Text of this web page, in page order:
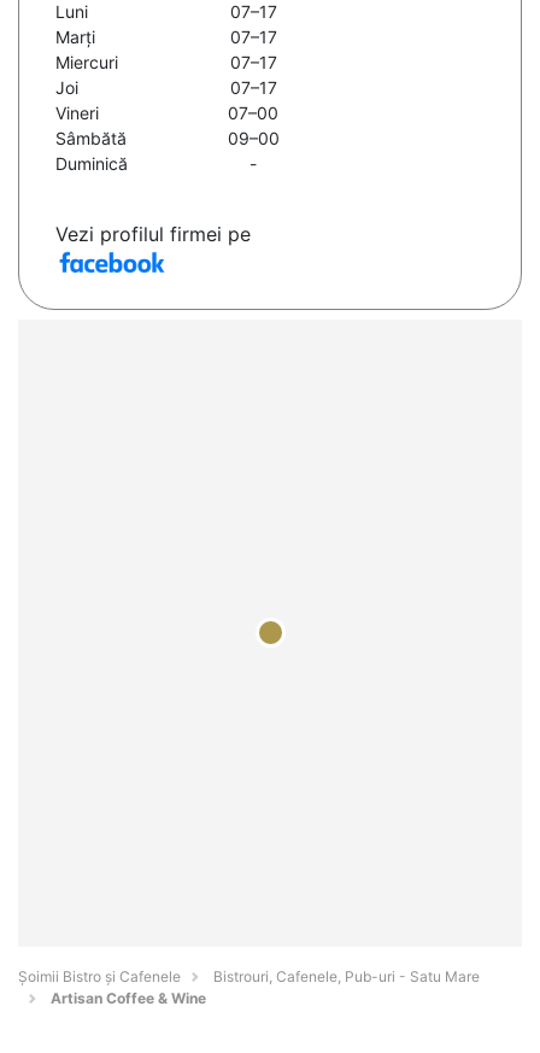
Luni
07–17
Marți
07–17
Miercuri
07–17
Joi
07–17
Vineri
07–00
Sâmbătă
09–00
Duminică
-
Vezi profilul firmei pe
Șoimii Bistro și Cafenele
Bistrouri, Cafenele, Pub-uri - Satu Mare
Artisan Coffee & Wine